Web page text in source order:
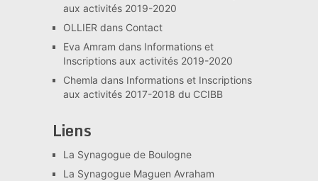
aux activités 2019-2020
OLLIER dans Contact
Eva Amram dans Informations et
Inscriptions aux activités 2019-2020
Chemla dans Informations et Inscriptions
aux activités 2017-2018 du CCIBB
Liens
La Synagogue de Boulogne
La Synagogue Maguen Avraham